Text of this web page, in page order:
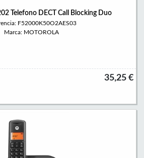
Telefono DECT Call Blocking Duo
F52000K50O2AES03
Marca: MOTOROLA
35,25 €